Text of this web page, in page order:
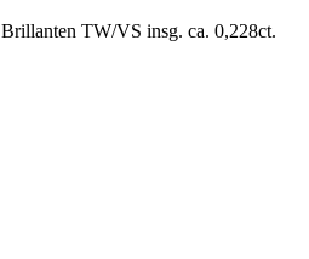
TW/VS insg. ca. 0,228ct.